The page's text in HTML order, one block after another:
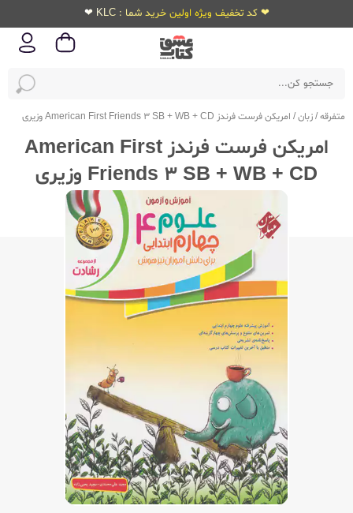
❤ کد تخفیف ویژه اولین خرید شما : KLC ❤
متفرقه/زبان/ امریکن فرست فرندز American First Friends 3 SB + WB + CD وزیری
امریکن فرست فرندز American First
Friends 3 SB + WB + CD وزیری